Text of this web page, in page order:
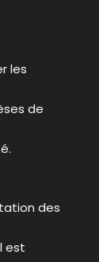
les
de
des
est